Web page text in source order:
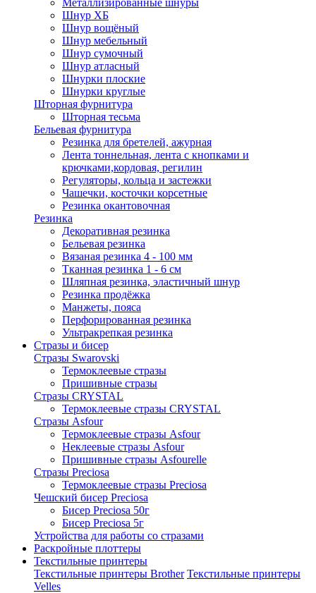
Металлизированные шнуры
Шнур ХБ
Шнур вощёный
Шнур мебельный
Шнур сумочный
Шнур атласный
Шнурки плоские
Шнурки круглые
Шторная фурнитура
Шторная тесьма
Бельевая фурнитура
Резинка для бретелей, ажурная
Лента тоннельная, лента с кнопками и
крючками,кордовая, регилин
Регуляторы, кольца и застежки
Чашечки, косточки корсетные
Резинка окантовочная
Резинка
Декоративная резинка
Бельевая резинка
Вязаная резинка 4 - 100 мм
Тканная резинка 1 - 6 см
Шляпная резинка, эластичный шнур
Резинка продёжка
Манжеты, пояса
Перфорированная резинка
Ультракрепкая резинка
Стразы и бисер
Стразы Swarovski
Термоклеевые стразы
Пришивные стразы
Стразы CRYSTAL
Термоклеевые стразы CRYSTAL
Стразы Asfour
Термоклеевые стразы Asfour
Неклеевые стразы Asfour
Пришивные стразы Asfourelle
Стразы Preciosa
Термоклеевые стразы Preciosa
Чешский бисер Preciosa
Бисер Preciosa 50г
Бисер Preciosa 5г
Устройства для работы со стразами
Раскройные плоттеры
Текстильные принтеры
Текстильные принтеры Brother Текстильные принтеры
Velles